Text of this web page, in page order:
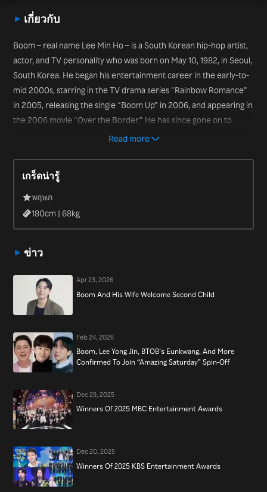
เกี่ยวกับ
Boom – real name Lee Min Ho – is a South Korean hip-hop artist,
actor, and TV personality who was born on May 10, 1982, in Seoul,
South Korea. He began his entertainment career in the early-to-
mid 2000s, starring in the TV drama series “Rainbow Romance”
in 2005, releasing the single “Boom Up” in 2006, and appearing in
the 2006 movie “Over the Border.” He has since gone on to
become a TV mainstay in variety shows, including “Strong Heart”
Ramyeon Time” (2020).
Read more
เกร็ดน่ารู้
พฤษภ
180cm |68kg
ข่าว
Apr 23, 2026
Boom And His Wife Welcome Second Child
Feb 24, 2026
Boom, Lee Yong Jin, BTOB’s Eunkwang, And More
Confirmed To Join “Amazing Saturday” Spin-Off
Dec 29, 2025
Winners Of 2025 MBC Entertainment Awards
Dec 20, 2025
Winners Of 2025 KBS Entertainment Awards